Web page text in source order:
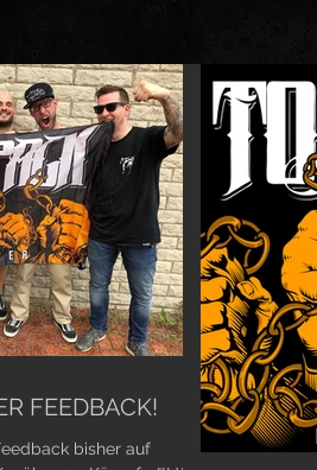
FEEDBACK!
bisher auf